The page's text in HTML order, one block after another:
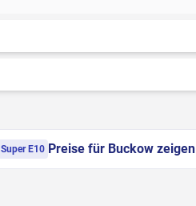
Super E10 Preise für Buckow zeigen